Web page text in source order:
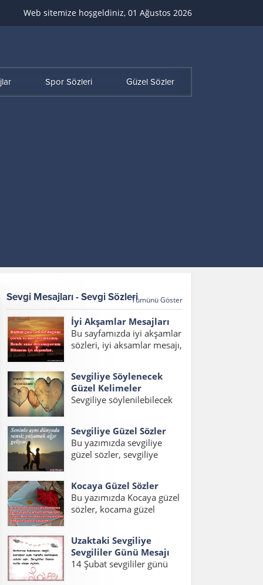
Web sitemize hoşgeldiniz, 01 Ağustos 2026
Spor Sözleri Güzel Sözler
Sevgi Mesajları - Sevgi SözleriTümünü Göster
İyi Akşamlar Mesajları
Bu sayfamızda iyi akşamlar
sözleri, iyi aksamlar mesajı,
akşamlar mesajı, en güzel
iyi akşamlar mesajı
yazılarını bulabilirsiniz.
çocuk oyuna doymazmış....
Sevgiliye Söylenecek
Güzel Kelimeler
Sevgiliye söylenilebilecek
içerisinde sevgiliye
söylenecek en güzel
kelimeler, erkek sevgiliye
sevgiliye söylenecek güzel
aşk kelimelerini
okuyabilirsiniz. Sevgiliye
Söylenecek En Güzel...
Sevgiliye Güzel Sözler
Bu yazımızda sevgiliye
güzel sözler, sevgiliye
sözler kısa, sevgiliye kısa
sözler, sevgiliye aşk sözleri
konulu bir yazı hazırladık.
sözler,sevgiliye güzel...
Kocaya Güzel Sözler
Bu yazımızda Kocaya güzel
sözler, kocama güzel
güzel mesajlar, kocama
mesaj konuları üzerinde bir
sayfa hazırladık. İnsanların
Uzaktaki Sevgiliye
Sevgililer Günü Mesajı
14 Şubat sevgililer günü